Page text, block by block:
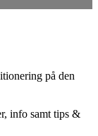
på den
info samt tips &